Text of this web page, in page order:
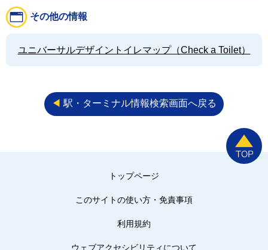
その他の情報
ユニバーサルデザイントイレマップ（Check a Toilet）
◀︎ 駅・ターミナル情報検索画面へ戻る
トップページ
このサイトの使い方・免責事項
利用規約
ウェブアクセシビリティについて